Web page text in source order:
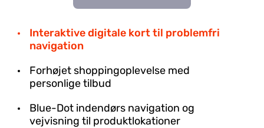
Interaktive digitale kort til problemfri
navigation
Forhøjet shoppingoplevelse med
personlige tilbud
Blue-Dot indendørs navigation og
vejvisning til produktlokationer